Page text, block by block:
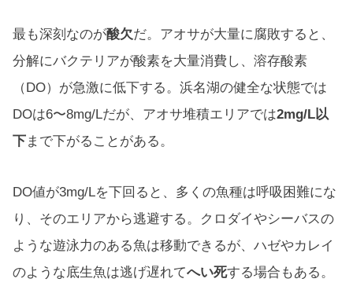
最も深刻なのが酸欠だ。アオサが大量に腐敗すると、
分解にバクテリアが酸素を大量消費し、溶存酸素
（DO）が急激に低下する。浜名湖の健全な状態では
DOは6〜8mg/Lだが、アオサ堆積エリアでは2mg/L以
下まで下がることがある。
DO値が3mg/Lを下回ると、多くの魚種は呼吸困難にな
り、そのエリアから逃避する。クロダイやシーバスの
ような遊泳力のある魚は移動できるが、ハゼやカレイ
のような底生魚は逃げ遅れてへい死する場合もある。